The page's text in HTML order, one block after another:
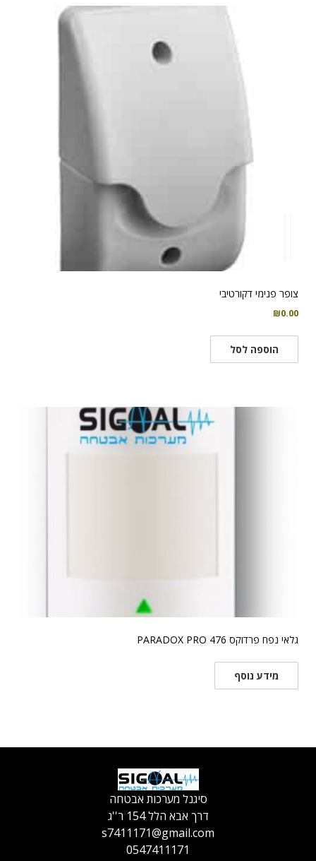
צופר פנימי דקורטיבי
₪0.00
הוספה לסל
גלאי נפח פרדוקס PARADOX PRO 476
מידע נוסף
סיגנל מערכות אבטחה
דרך אבא הלל 154 ר''ג
s7411171@gmail.com
0547411171